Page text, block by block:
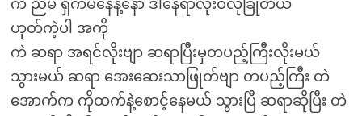
ကဲ ညီမ ရှက်မနေနဲ့နော် ဒါနေရာလုံးဝလုံခြုံတယ်
ဟုတ်ကဲ့ပါ အကို
ကဲ ဆရာ အရင်လိုးဗျာ ဆရာပြီးမှတပည့်ကြီးလိုးမယ်
သွားမယ် ဆရာ အေးဆေးသာဖြုတ်ဗျာ တပည့်ကြီး တဲ
အောက်က ကိုထက်နဲ့စောင့်နေမယ် သွားပြီ ဆရာဆိုပြီး တဲ